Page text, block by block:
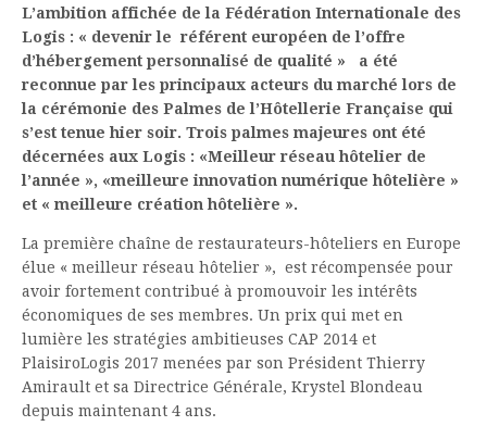
L’ambition affichée de la Fédération Internationale des
Logis : « devenir le référent européen de l’offre
d’hébergement personnalisé de qualité » a été
reconnue par les principaux acteurs du marché lors de
la cérémonie des Palmes de l’Hôtellerie Française qui
s’est tenue hier soir. Trois palmes majeures ont été
décernées aux Logis : «Meilleur réseau hôtelier de
l’année », «meilleure innovation numérique hôtelière »
et « meilleure création hôtelière ».
La première chaîne de restaurateurs-hôteliers en Europe
élue « meilleur réseau hôtelier », est récompensée pour
avoir fortement contribué à promouvoir les intérêts
économiques de ses membres. Un prix qui met en
lumière les stratégies ambitieuses CAP 2014 et
PlaisiroLogis 2017 menées par son Président Thierry
Amirault et sa Directrice Générale, Krystel Blondeau
depuis maintenant 4 ans.